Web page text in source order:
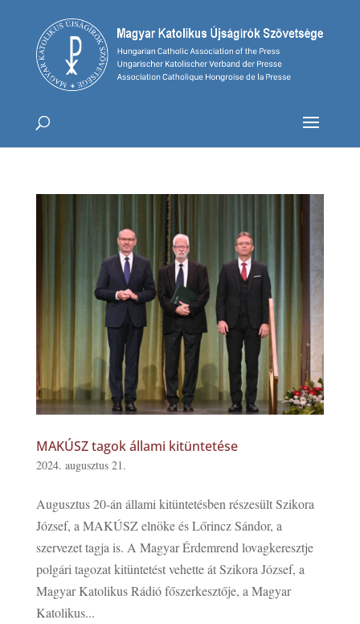
MAKÚSZ tagok állami kitüntetése
2024. augusztus 21.
Augusztus 20-án állami kitüntetésben részesült Szikora
József, a MAKÚSZ elnöke és Lőrincz Sándor, a
szervezet tagja is. A Magyar Érdemrend lovagkeresztje
polgári tagozat kitüntetést vehette át Szikora József, a
Magyar Katolikus Rádió főszerkesztője, a Magyar
Katolikus...